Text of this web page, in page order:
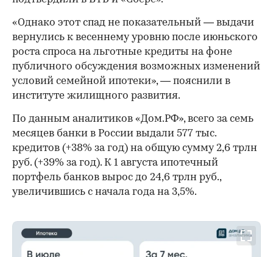
«Однако этот спад не показательный — выдачи
вернулись к весеннему уровню после июньского
роста спроса на льготные кредиты на фоне
публичного обсуждения возможных изменений
условий семейной ипотеки», — пояснили в
институте жилищного развития.
По данным аналитиков «Дом.РФ», всего за семь
месяцев банки в России выдали 577 тыс.
кредитов (+38% за год) на общую сумму 2,6 трлн
руб. (+39% за год). К 1 августа ипотечный
портфель банков вырос до 24,6 трлн руб.,
увеличившись с начала года на 3,5%.